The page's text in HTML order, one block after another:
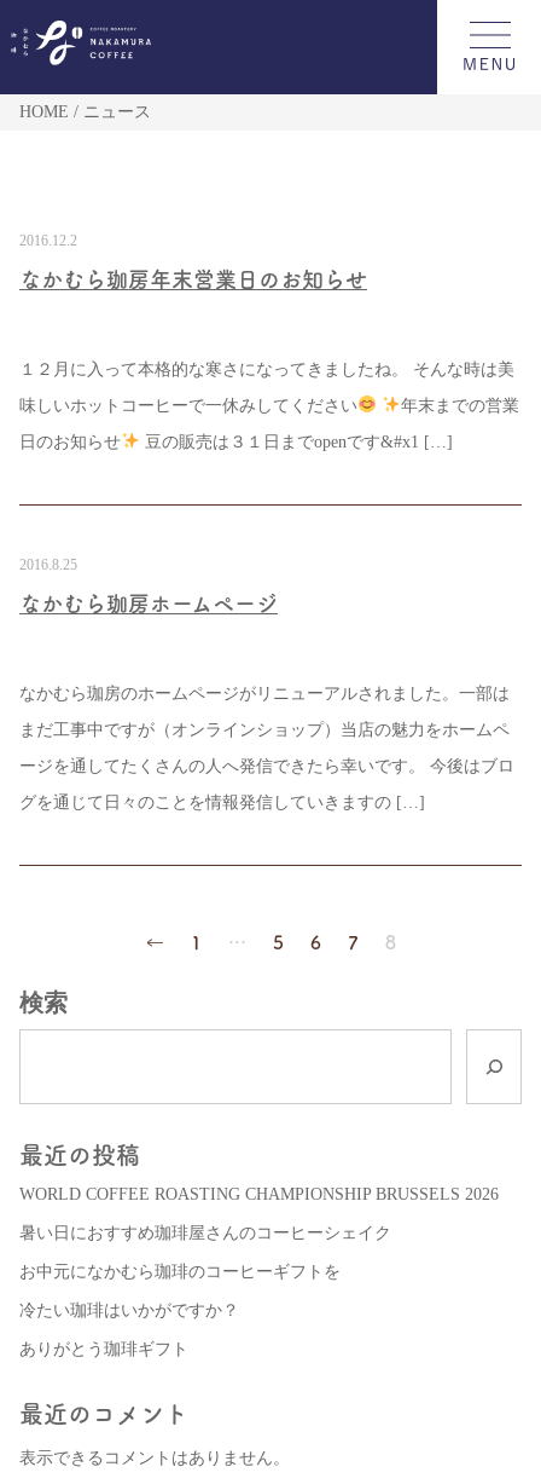
HOME ニュース
2016.12.2
なかむら珈房年末営業日のお知らせ
１２月に入って本格的な寒さになってきましたね。 そんな時は美
味しいホットコーヒーで一休みしてください
年末までの営業
日のお知らせ
豆の販売は３１日までopenです&#x1 […]
2016.8.25
なかむら珈房ホームページ
なかむら珈房のホームページがリニューアルされました。一部は
まだ工事中ですが（オンラインショップ）当店の魅力をホームペ
ージを通してたくさんの人へ発信できたら幸いです。 今後はブロ
グを通じて日々のことを情報発信していきますの […]
← 1 … 5 6 7 8
検索
最近の投稿
WORLD COFFEE ROASTING CHAMPIONSHIP BRUSSELS 2026
暑い日におすすめ珈琲屋さんのコーヒーシェイク
お中元になかむら珈琲のコーヒーギフトを
冷たい珈琲はいかがですか？
ありがとう珈琲ギフト
最近のコメント
表示できるコメントはありません。